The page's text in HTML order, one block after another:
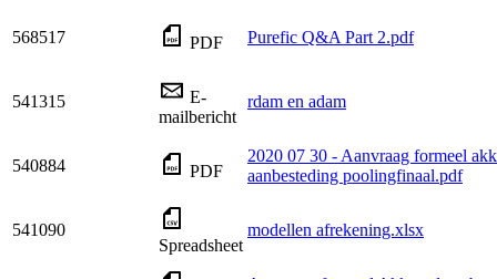
568517 PDF Purefic Q&A Part 2.pdf
541315
E-
mailbericht
rdam en adam
540884 PDF
2020 07 30 - Aanvraag formeel
aanbesteding poolingfinaal.pdf
541090
Spreadsheet
modellen afrekening.xlsx